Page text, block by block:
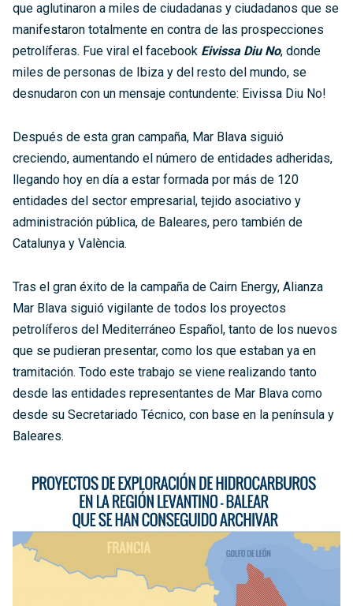
que aglutinaron a miles de ciudadanas y ciudadanos que se
manifestaron totalmente en contra de las prospecciones
petrolíferas. Fue viral el facebook Eivissa Diu No, donde
miles de personas de Ibiza y del resto del mundo, se
desnudaron con un mensaje contundente: Eivissa Diu No!
Después de esta gran campaña, Mar Blava siguió
creciendo, aumentando el número de entidades adheridas,
llegando hoy en día a estar formada por más de 120
entidades del sector empresarial, tejido asociativo y
administración pública, de Baleares, pero también de
Catalunya y València.
Tras el gran éxito de la campaña de Cairn Energy, Alianza
Mar Blava siguió vigilante de todos los proyectos
petrolíferos del Mediterráneo Español, tanto de los nuevos
que se pudieran presentar, como los que estaban ya en
tramitación. Todo este trabajo se viene realizando tanto
desde las entidades representantes de Mar Blava como
desde su Secretariado Técnico, con base en la península y
Baleares.